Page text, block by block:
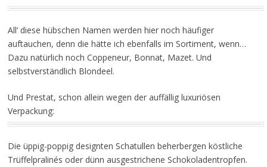
All‘ diese hübschen Namen werden hier noch häufiger
auftauchen, denn die hätte ich ebenfalls im Sortiment, wenn…
Dazu natürlich noch Coppeneur, Bonnat, Mazet. Und
selbstverständlich Blondeel.
Und Prestat, schon allein wegen der auffällig luxuriösen
Verpackung:
Die üppig-poppig designten Schatullen beherbergen köstliche
Trüffelpralinés oder dünn ausgestrichene Schokoladentropfen.